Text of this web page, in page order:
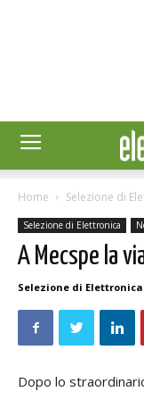
Home Selezione di
Selezione di Elettronica
A Mecspe la
Selezione di Elettronica
Dopo lo